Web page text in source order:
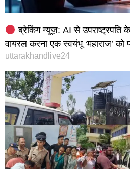
ब्रेकिंग न्यूज़: AI से उपराष्ट्रपति
वायरल करना एक स्वयंभू ‘महाराज’ को
uttarakhandlive24